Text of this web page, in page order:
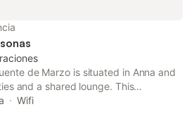
de Marzo is situated in Anna and
and a shared lounge. This
a garden and free private
Wifi